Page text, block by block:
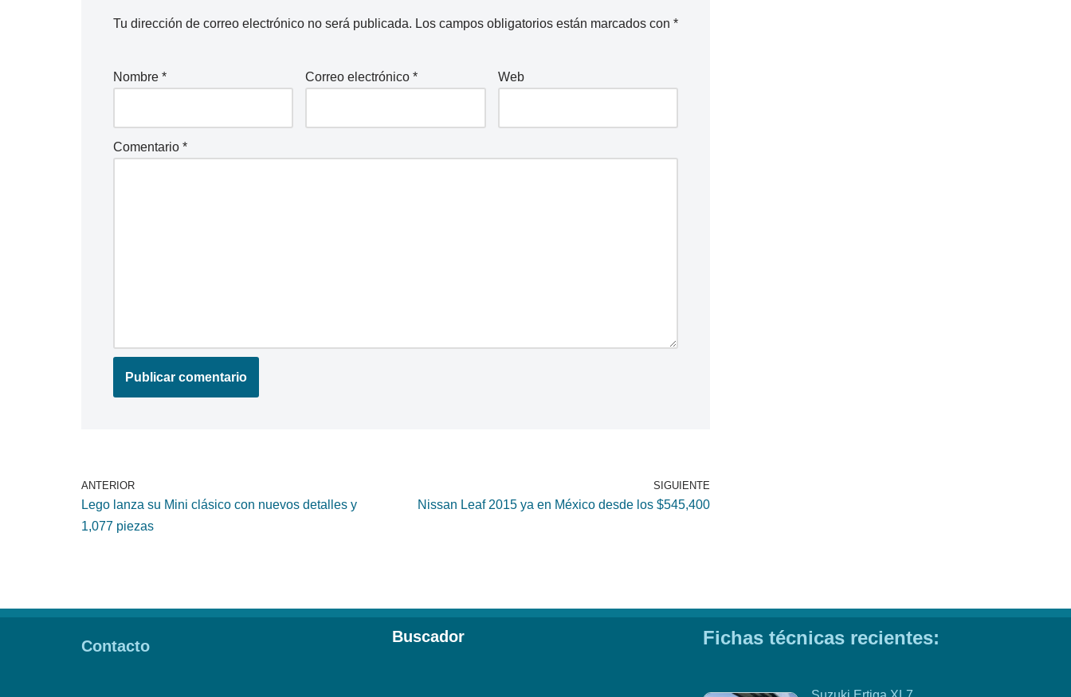
Tu dirección de correo electrónico no será publicada. Los campos obligatorios están marcados con *
Nombre * Correo electrónico* Web
Comentario *
ANTERIOR
Lego lanza su Mini clásico con nuevos detalles y
1,077 piezas
SIGUIENTE
Nissan Leaf 2015 ya en México desde los $545,400
Contacto
Buscador Fichas técnicas recientes: